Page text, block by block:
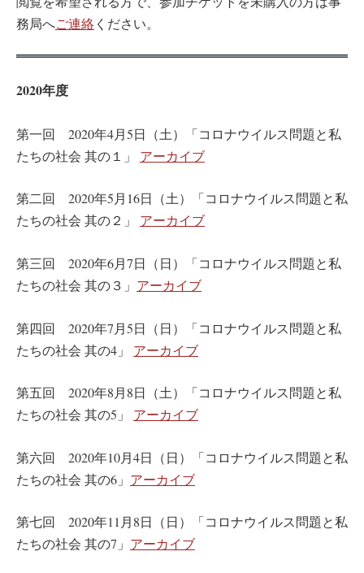
務局へご連絡ください。
2020年度
第一回 2020年4月5日（土）「コロナウイルス問題と私
たちの社会 其の１」 アーカイブ
第二回 2020年5月16日（土）「コロナウイルス問題と私
たちの社会 其の２」 アーカイブ
第三回 2020年6月7日（日）「コロナウイルス問題と私
たちの社会 其の３」 アーカイブ
第四回 2020年7月5日（日）「コロナウイルス問題と私
たちの社会 其の4」 アーカイブ
第五回 2020年8月8日（土）「コロナウイルス問題と私
たちの社会 其の5」 アーカイブ
第六回 2020年10月4日（日）「コロナウイルス問題と私
たちの社会 其の6」 アーカイブ
第七回 2020年11月8日（日）「コロナウイルス問題と私
たちの社会 其の7」 アーカイブ